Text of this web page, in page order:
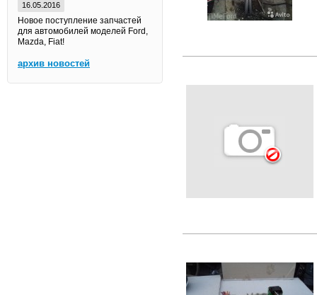
16.05.2016
Новое поступление запчастей
для автомобилей моделей Ford,
Mazda, Fiat!
архив новостей